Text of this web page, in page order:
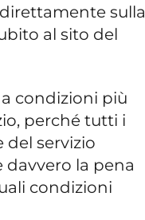
sulla
al sito del
condizioni più
perché tutti i
servizio
davvero la pena
condizioni